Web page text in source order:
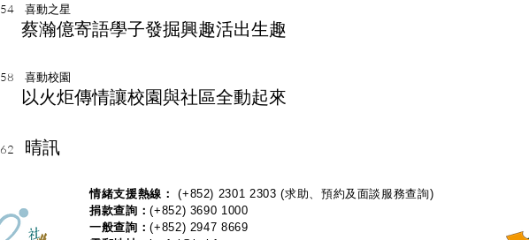
54 喜動之星
蔡瀚億寄語學子發掘興趣活出生趣
58 喜動校園
以火炬傳情讓校園與社區全動起來
62 晴訊
情緒支援熱線：​​(+852) 2301 2303(求助、預約及面談服務查詢)
捐款查詢：(+852) 3690 1000
一般查詢：(+852) 2947 8669